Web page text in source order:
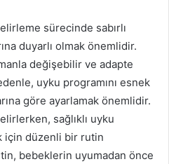
sürecinde sabırlı
duyarlı olmak önemlidir.
değişebilir ve adapte
uyku programını esnek
göre ayarlamak önemlidir.
sağlıklı uyku
için düzenli bir rutin
bebeklerin uyumadan önce